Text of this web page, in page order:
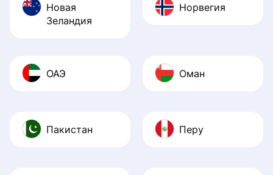
Новая
Зеландия
Норвегия
ОАЭ Оман
Пакистан Перу